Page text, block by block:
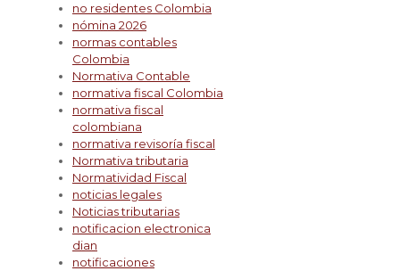
no residentes Colombia
nómina 2026
normas contables
Colombia
Normativa Contable
normativa fiscal Colombia
normativa fiscal
colombiana
normativa revisoría fiscal
Normativa tributaria
Normatividad Fiscal
noticias legales
Noticias tributarias
notificacion electronica
dian
notificaciones